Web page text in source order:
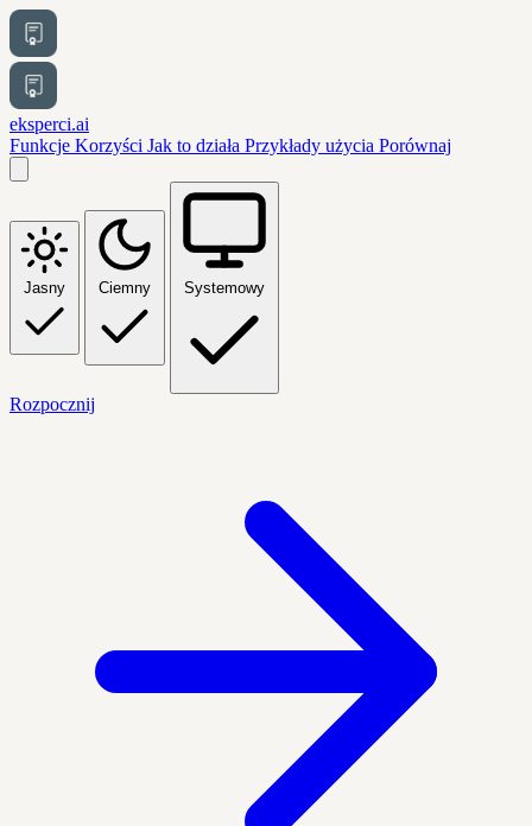
eksperci.ai
Funkcje Korzyści Jak to działa Przykłady użycia Porównaj
Jasny Ciemny Systemowy
Rozpocznij